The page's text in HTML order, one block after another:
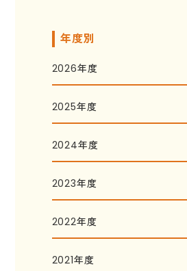
年度別
2026年度
2025年度
2024年度
2023年度
2022年度
2021年度